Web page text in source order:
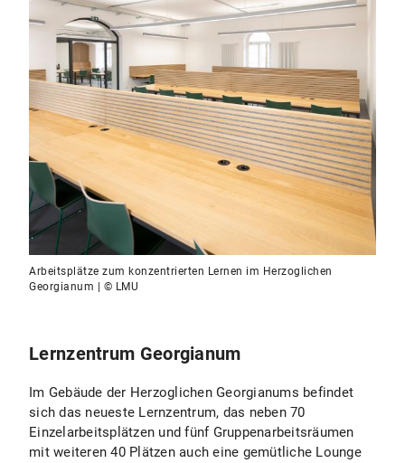
Arbeitsplätze zum konzentrierten Lernen im Herzoglichen
Georgianum | © LMU
Lernzentrum Georgianum
Im Gebäude der Herzoglichen Georgianums befindet
sich das neueste Lernzentrum, das neben 70
Einzelarbeitsplätzen und fünf Gruppenarbeitsräumen
mit weiteren 40 Plätzen auch eine gemütliche Lounge